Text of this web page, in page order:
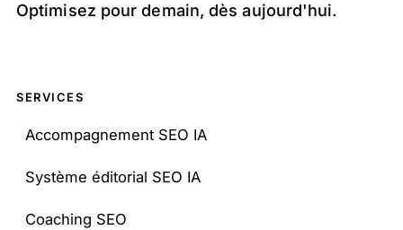
Optimisez pour demain, dès aujourd'hui.
SERVICES
Accompagnement SEO IA
Système éditorial SEO IA
Coaching SEO